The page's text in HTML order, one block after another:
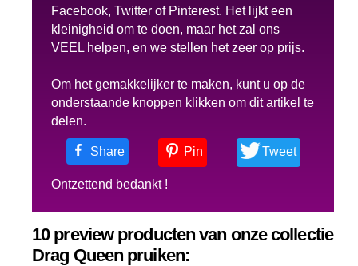
Facebook, Twitter of Pinterest. Het lijkt een
kleinigheid om te doen, maar het zal ons
VEEL helpen, en we stellen het zeer op prijs.
Om het gemakkelijker te maken, kunt u op de
onderstaande knoppen klikken om dit artikel te
delen.
Share Pin Tweet
Ontzettend bedankt !
10 preview producten van onze collectie
Drag Queen pruiken: